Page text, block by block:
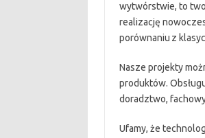
wytwórstwie, to
realizację
porównaniu z
Nasze projekty
produktów.
doradztwo,
Ufamy, że